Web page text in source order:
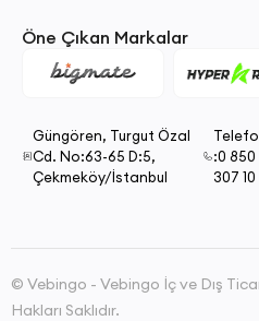
Öne Çıkan Markalar
Güngören, Turgut Özal
Cd. No:63-65 D:5,
Çekmeköy/İstanbul
:0 850
307
© Vebingo - Vebingo İç ve Dış
Hakları Saklıdır.